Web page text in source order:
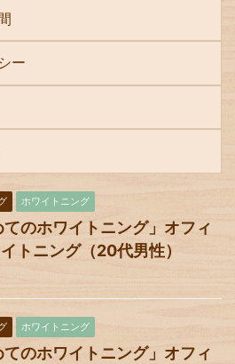
ー
ホワイトニング
てのホワイトニング」オフィ
トニング（20代男性）
ホワイトニング
てのホワイトニング」オフィ